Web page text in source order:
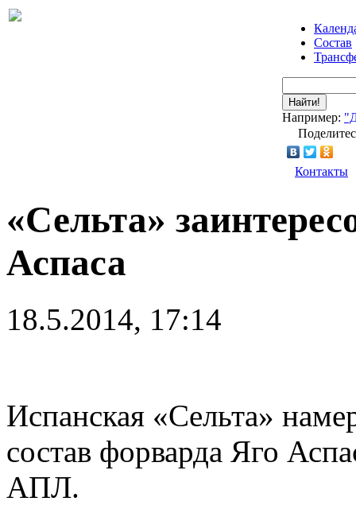
Состав
Найти!
Например:
Контакты
«Сельта»
Аспаса
18.5.2014, 17:14
Испанская «Сельта»
состав форварда Яго
АПЛ.